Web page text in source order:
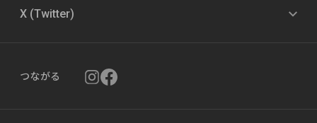
X (Twitter)
つながる